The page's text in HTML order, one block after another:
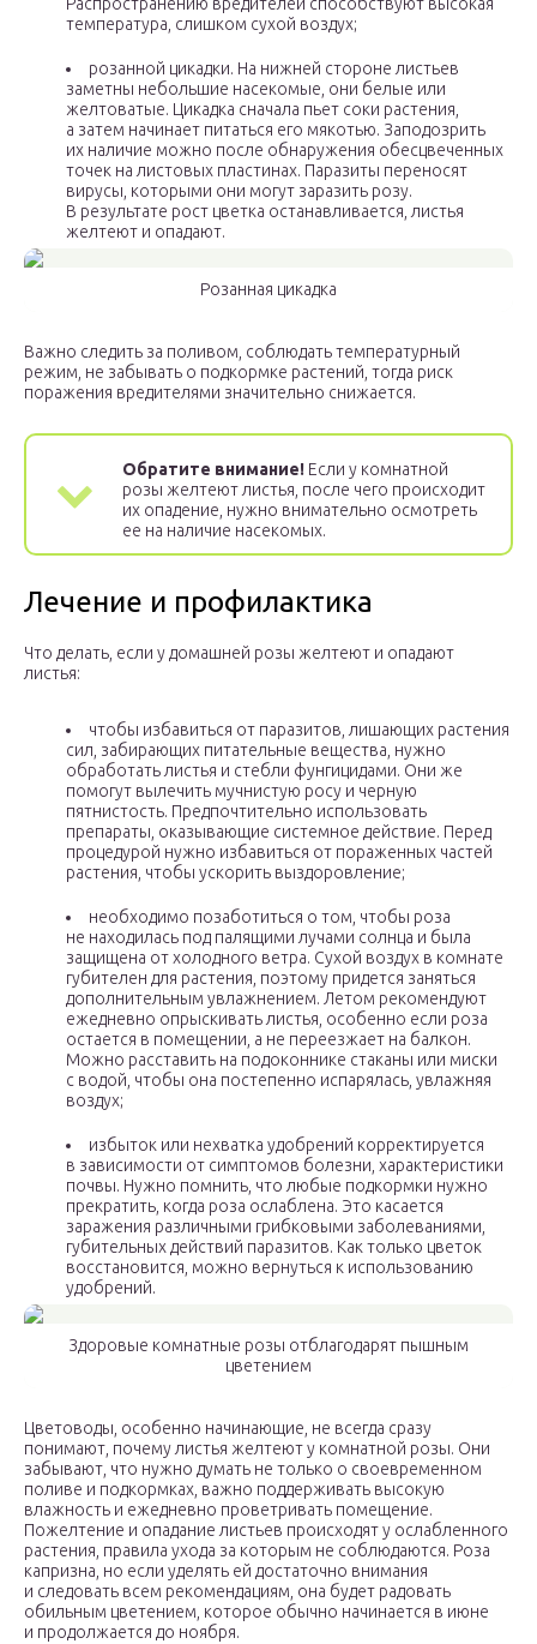
температура, слишком сухой воздух;
розанной цикадки. На нижней стороне листьев
заметны небольшие насекомые, они белые или
желтоватые. Цикадка сначала пьет соки растения,
а затем начинает питаться его мякотью. Заподозрить
их наличие можно после обнаружения обесцвеченных
точек на листовых пластинах. Паразиты переносят
вирусы, которыми они могут заразить розу.
В результате рост цветка останавливается, листья
желтеют и опадают.
Розанная цикадка
Важно следить за поливом, соблюдать температурный
режим, не забывать о подкормке растений, тогда риск
поражения вредителями значительно снижается.
Обратите внимание! Если у комнатной
розы желтеют листья, после чего происходит
их опадение, нужно внимательно осмотреть
ее на наличие насекомых.
Лечение и профилактика
Что делать, если у домашней розы желтеют и опадают
листья:
чтобы избавиться от паразитов, лишающих растения
сил, забирающих питательные вещества, нужно
обработать листья и стебли фунгицидами. Они же
помогут вылечить мучнистую росу и черную
пятнистость. Предпочтительно использовать
препараты, оказывающие системное действие. Перед
процедурой нужно избавиться от пораженных частей
растения, чтобы ускорить выздоровление;
необходимо позаботиться о том, чтобы роза
не находилась под палящими лучами солнца и была
защищена от холодного ветра. Сухой воздух в комнате
губителен для растения, поэтому придется заняться
дополнительным увлажнением. Летом рекомендуют
ежедневно опрыскивать листья, особенно если роза
остается в помещении, а не переезжает на балкон.
Можно расставить на подоконнике стаканы или миски
с водой, чтобы она постепенно испарялась, увлажняя
воздух;
избыток или нехватка удобрений корректируется
в зависимости от симптомов болезни, характеристики
почвы. Нужно помнить, что любые подкормки нужно
прекратить, когда роза ослаблена. Это касается
заражения различными грибковыми заболеваниями,
губительных действий паразитов. Как только цветок
восстановится, можно вернуться к использованию
удобрений.
Здоровые комнатные розы отблагодарят пышным
цветением
Цветоводы, особенно начинающие, не всегда сразу
понимают, почему листья желтеют у комнатной розы. Они
забывают, что нужно думать не только о своевременном
поливе и подкормках, важно поддерживать высокую
влажность и ежедневно проветривать помещение.
Пожелтение и опадание листьев происходят у ослабленного
растения, правила ухода за которым не соблюдаются. Роза
капризна, но если уделять ей достаточно внимания
и следовать всем рекомендациям, она будет радовать
обильным цветением, которое обычно начинается в июне
и продолжается до ноября.